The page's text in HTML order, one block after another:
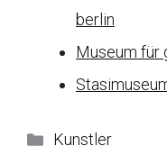
berlin
Museum für
Kategorien
Kunstler